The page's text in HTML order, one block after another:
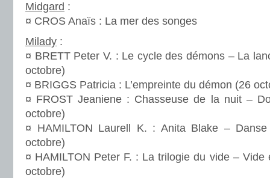
Midgard :
¤ CROS Anaïs : La mer des songes
Milady :
¤ BRETT Peter V. : Le cycle des démons – La
octobre)
¤ BRIGGS Patricia : L’empreinte du démon (26
¤ FROST Jeaniene : Chasseuse de la nuit –
octobre)
¤ HAMILTON Laurell K. : Anita Blake –
octobre)
¤ HAMILTON Peter F. : La trilogie du vide – Vide
octobre)